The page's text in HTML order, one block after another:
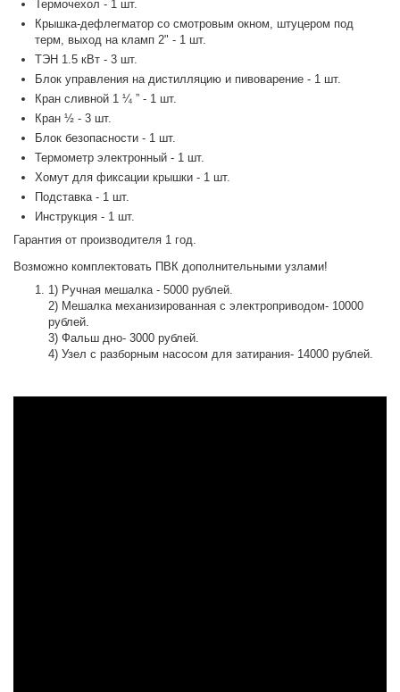
Термочехол - 1 шт.
Крышка-дефлегматор со смотровым окном, штуцером под
терм, выход на кламп 2" - 1 шт.
ТЭН 1.5 кВт - 3 шт.
Блок управления на дистилляцию и пивоварение - 1 шт.
Кран сливной 1 ¼ ” - 1 шт.
Кран ½ - 3 шт.
Блок безопасности - 1 шт.
Термометр электронный - 1 шт.
Хомут для фиксации крышки - 1 шт.
Подставка - 1 шт.
Инструкция - 1 шт.
Гарантия от производителя 1 год.
Возможно комплектовать ПВК дополнительными узлами!
1) Ручная мешалка - 5000 рублей.
2) Мешалка механизированная с электроприводом- 10000
рублей.
3) Фальш дно- 3000 рублей.
4) Узел с разборным насосом для затирания- 14000 рублей.